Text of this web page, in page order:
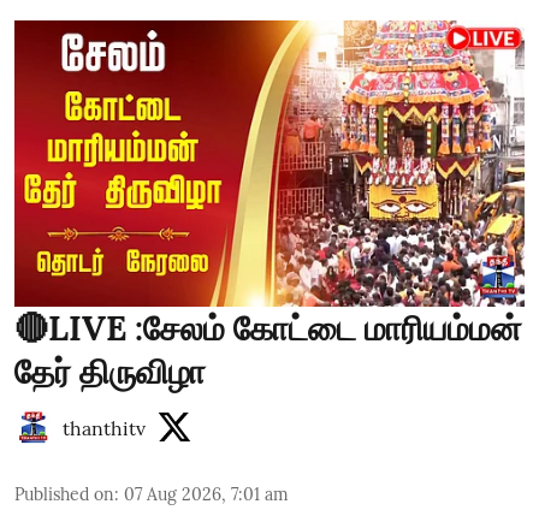
🔴LIVE :சேலம் கோட்டை மாரியம்மன்
தேர் திருவிழா
thanthitv
Published on: 07 Aug 2026, 7:01 am